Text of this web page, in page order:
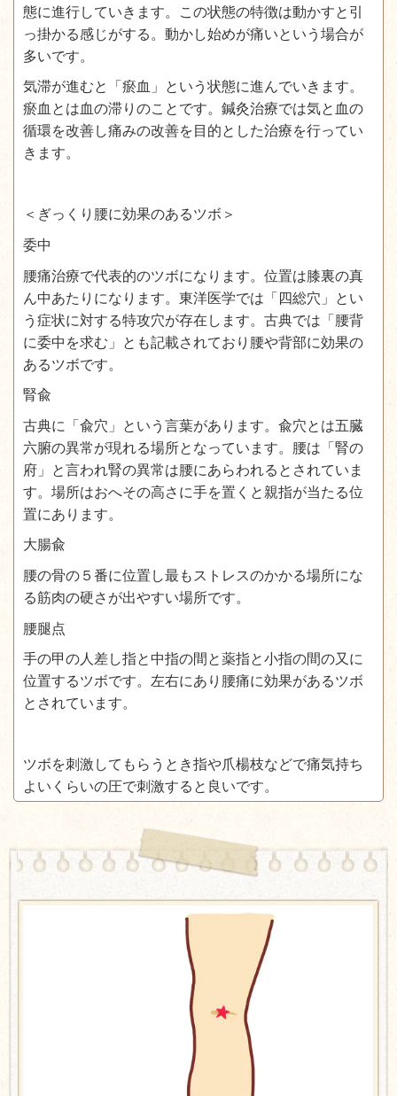
態に進行していきます。この状態の特徴は動かすと引
っ掛かる感じがする。動かし始めが痛いという場合が
多いです。
気滞が進むと「瘀血」という状態に進んでいきます。
瘀血とは血の滞りのことです。鍼灸治療では気と血の
循環を改善し痛みの改善を目的とした治療を行ってい
きます。
＜ぎっくり腰に効果のあるツボ＞
委中
腰痛治療で代表的のツボになります。位置は膝裏の真
ん中あたりになります。東洋医学では「四総穴」とい
う症状に対する特攻穴が存在します。古典では「腰背
に委中を求む」とも記載されており腰や背部に効果の
あるツボです。
腎兪
古典に「兪穴」という言葉があります。兪穴とは五臓
六腑の異常が現れる場所となっています。腰は「腎の
府」と言われ腎の異常は腰にあらわれるとされていま
す。場所はおへその高さに手を置くと親指が当たる位
置にあります。
大腸兪
腰の骨の５番に位置し最もストレスのかかる場所にな
る筋肉の硬さが出やすい場所です。
腰腿点
手の甲の人差し指と中指の間と薬指と小指の間の又に
位置するツボです。左右にあり腰痛に効果があるツボ
とされています。
ツボを刺激してもらうとき指や爪楊枝などで痛気持ち
よいくらいの圧で刺激すると良いです。